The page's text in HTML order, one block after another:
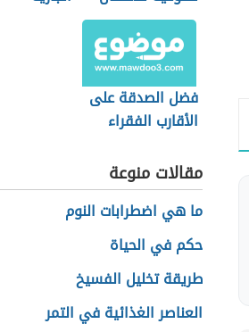
فضل الصدقة على
الأقارب الفقراء
مقالات منوعة
ما هي اضطرابات النوم
حكم في الحياة
طريقة تخليل الفسيخ
العناصر الغذائية في التمر